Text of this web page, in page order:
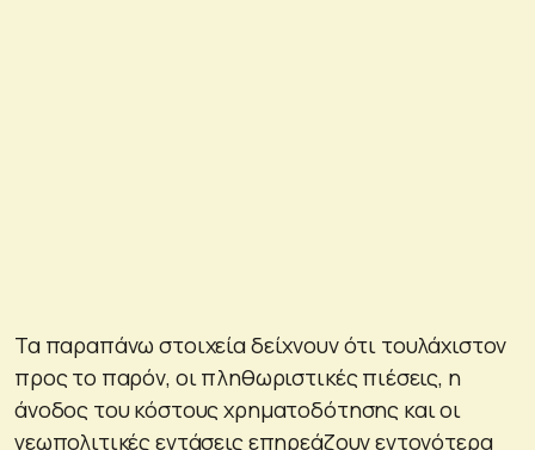
Τα παραπάνω στοιχεία δείχνουν ότι τουλάχιστον
προς το παρόν, οι πληθωριστικές πιέσεις, η
άνοδος του κόστους χρηματοδότησης και οι
γεωπολιτικές εντάσεις επηρεάζουν εντονότερα